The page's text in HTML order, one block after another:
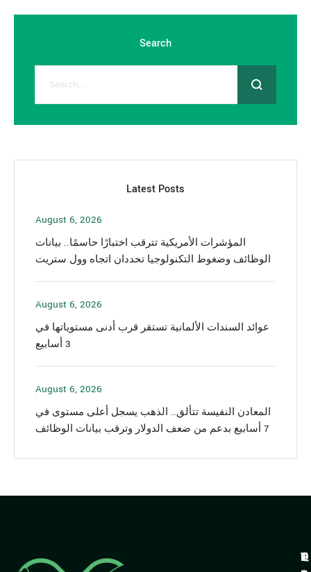
Search
Latest Posts
August 6, 2026
المؤشرات الأمريكية تترقب اختبارًا حاسمًا.. بيانات
الوظائف وضغوط التكنولوجيا تحددان اتجاه وول ستريت
August 6, 2026
عوائد السندات الألمانية تستقر قرب أدنى مستوياتها في
3 أسابيع
August 6, 2026
المعادن النفيسة تتألق.. الذهب يسجل أعلى مستوى في
7 أسابيع بدعم من ضعف الدولار وترقب بيانات الوظائف
Q
T
P
T